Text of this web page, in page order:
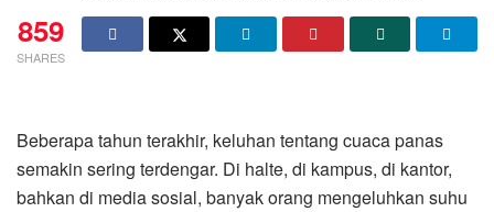
859
SHARES
Beberapa tahun terakhir, keluhan tentang cuaca panas
semakin sering terdengar. Di halte, di kampus, di kantor,
bahkan di media sosial, banyak orang mengeluhkan suhu